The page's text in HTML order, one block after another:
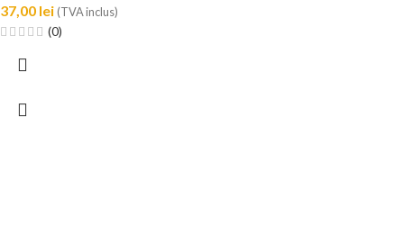
37,00 lei (TVA inclus)
(0)